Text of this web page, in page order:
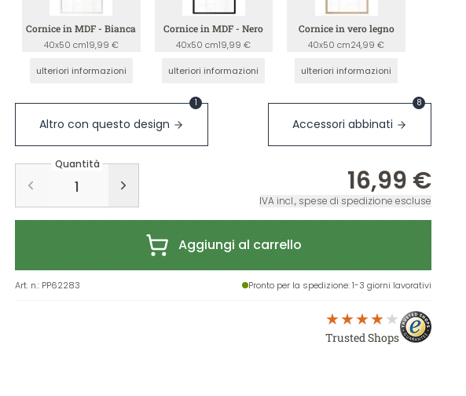
Cornice in MDF - Bianca
40x50 cm19,99 €
ulteriori informazioni
Cornice in MDF - Nero
40x50 cm19,99 €
ulteriori informazioni
Cornice in vero legno
40x50 cm24,99 €
ulteriori informazioni
Altro con questo design
1
Accessori abbinati
8
Quantità
16,99 €
IVA incl., spese di spedizione escluse
Aggiungi al carrello
Art. n.: PP62283 Pronto per la spedizione: 1-3 giorni lavorativi
Trusted Shops